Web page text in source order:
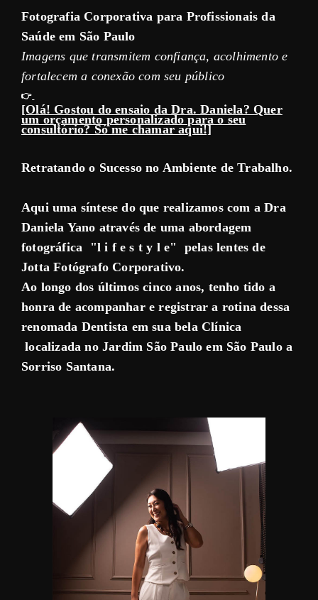
Fotografia Corporativa para Profissionais da
Saúde em São Paulo
Imagens que transmitem confiança, acolhimento e
fortalecem a conexão com seu público
👉
[Olá! Gostou do ensaio da Dra. Daniela? Quer
um orçamento personalizado para o seu
consultório? Só me chamar aqui!]
Retratando o Sucesso no Ambiente de Trabalho.
Aqui uma síntese do que realizamos com a Dra
Daniela Yano através de uma abordagem
fotográfica "l i f e s t y l e" pelas lentes de
Jotta Fotógrafo Corporativo.
Ao longo dos últimos cinco anos, tenho tido a
honra de acompanhar e registrar a rotina dessa
renomada Dentista em sua bela Clínica
localizada no Jardim São Paulo em São Paulo a
Sorriso Santana.